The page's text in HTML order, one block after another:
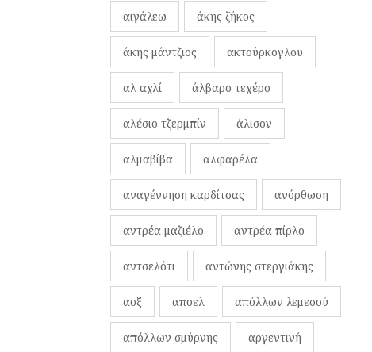
αιγάλεω άκης ζήκος
άκης μάντζιος ακτούρκογλου
αλ αχλί άλβαρο τεχέρο
αλέσιο τζερμπίν άλισον
αλμαβίβα αλφαρέλα
αναγέννηση καρδίτσας ανόρθωση
αντρέα μαζιέλο αντρέα πίρλο
αντσελότι αντώνης στεργιάκης
αοξ αποελ απόλλων λεμεσού
απόλλων σμύρνης αργεντινή